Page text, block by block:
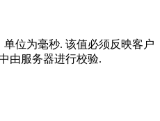
位为毫秒. 该值必须反映客户
由服务器进行校验.